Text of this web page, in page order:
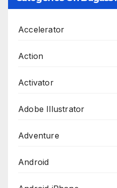
Accelerator
Action
Activator
Adobe Illustrator
Adventure
Android